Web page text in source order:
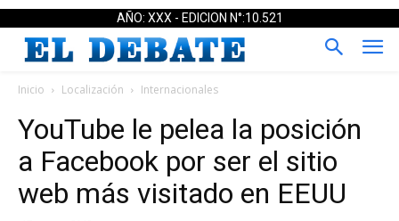
AÑO: XXX - EDICION N°:10.521
Inicio Localización Internacionales
YouTube le pelea la posición
a Facebook por ser el sitio
web más visitado en EEUU